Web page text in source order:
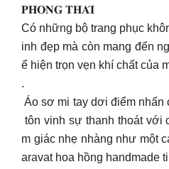
𝐏𝐇𝐎𝐍𝐆 𝐓𝐇𝐀́𝐈
Có những bộ trang phục
inh đẹp mà còn mang đến
ể hiện trọn vẹn khí chất của
.
Áo sơ mi tay dơi điểm nhấn
tôn vinh sự thanh thoát với
m giác nhẹ nhàng như một
aravat hoa hồng handmade